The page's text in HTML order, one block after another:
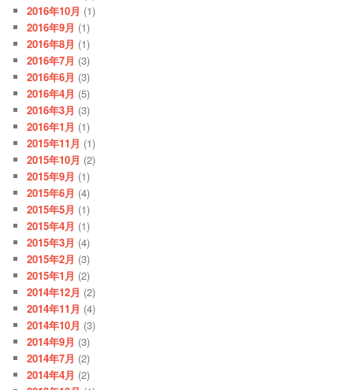
2016年10月 (1)
2016年9月 (1)
2016年8月 (1)
2016年7月 (3)
2016年6月 (3)
2016年4月 (5)
2016年3月 (3)
2016年1月 (1)
2015年11月 (1)
2015年10月 (2)
2015年9月 (1)
2015年6月 (4)
2015年5月 (1)
2015年4月 (1)
2015年3月 (4)
2015年2月 (3)
2015年1月 (2)
2014年12月 (2)
2014年11月 (4)
2014年10月 (3)
2014年9月 (3)
2014年7月 (2)
2014年4月 (2)